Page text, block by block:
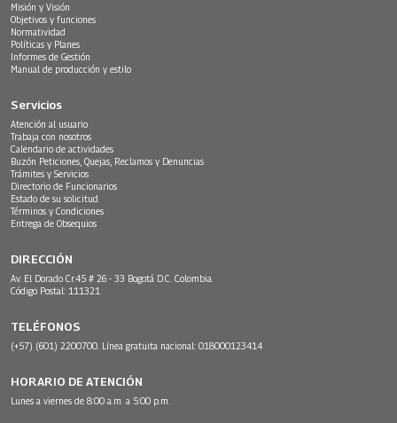
Misión y Visión
Objetivos y funciones
Normatividad
Políticas y Planes
Informes de Gestión
Manual de producción y estilo
Servicios
Atención al usuario
Trabaja con nosotros
Calendario de actividades
Buzón Peticiones, Quejas, Reclamos y Denuncias
Trámites y Servicios
Directorio de Funcionarios
Estado de su solicitud
Términos y Condiciones
Entrega de Obsequios
DIRECCIÓN
Av. El Dorado Cr.45 # 26 - 33 Bogotá D.C. Colombia.
Código Postal: 111321
TELÉFONOS
(+57) (601) 2200700. Línea gratuita nacional: 018000123414
HORARIO DE ATENCIÓN
Lunes a viernes de 8:00 a.m. a 5:00 p.m.